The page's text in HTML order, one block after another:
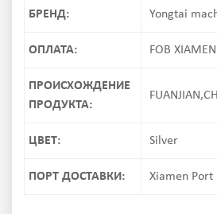
БРЕНД: Yongtai
ОПЛАТА: FOB XIAMEN
ПРОИСХОЖДЕНИЕ
ПРОДУКТА:
ЦВЕТ: Silver
ПОРТ ДОСТАВКИ: Xiamen Port